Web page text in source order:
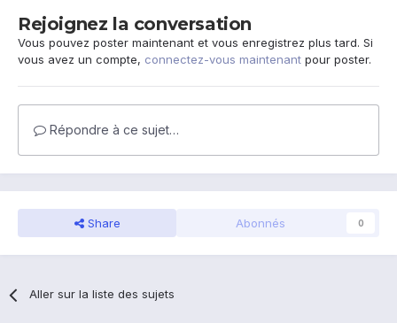
Rejoignez la conversation
Vous pouvez poster maintenant et vous enregistrez plus tard. Si
vous avez un compte, connectez-vous maintenant pour poster.
Répondre à ce sujet…
Share Abonnés 0
Aller sur la liste des sujets